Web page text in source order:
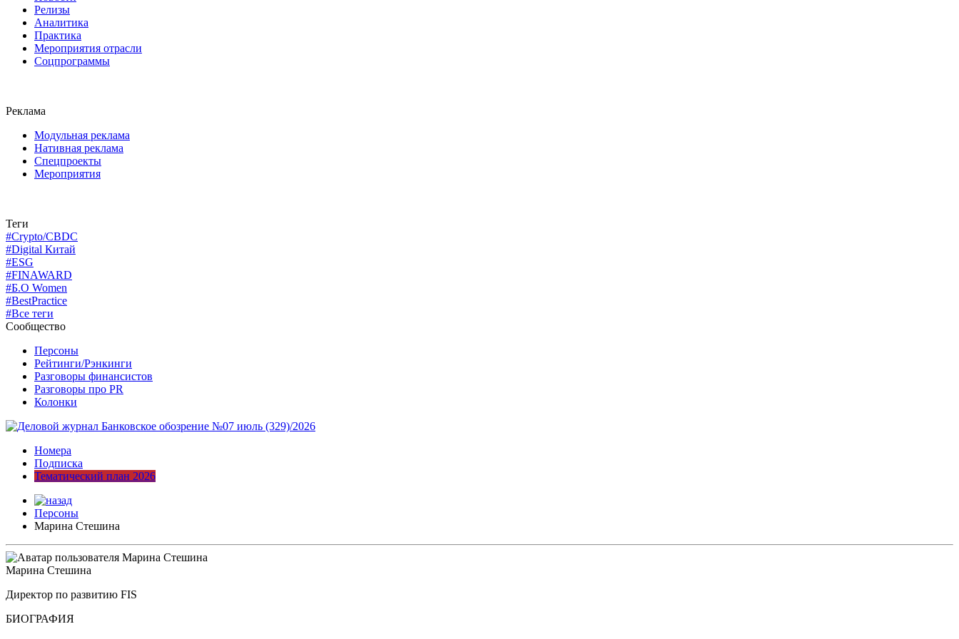
Релизы
Аналитика
Практика
Мероприятия отрасли
Соцпрограммы
Реклама
Модульная реклама
Нативная реклама
Спецпроекты
Мероприятия
Теги
#Crypto/CBDC
#Digital Китай
#ESG
#FINAWARD
#Б.О Women
#BestPractice
#Все теги
Сообщество
Персоны
Рейтинги/Рэнкинги
Разговоры финансистов
Разговоры про PR
Колонки
Номера
Подписка
Тематический план 2026
Персоны
Марина Стешина
Марина Стешина
Директор по развитию FIS
БИОГРАФИЯ